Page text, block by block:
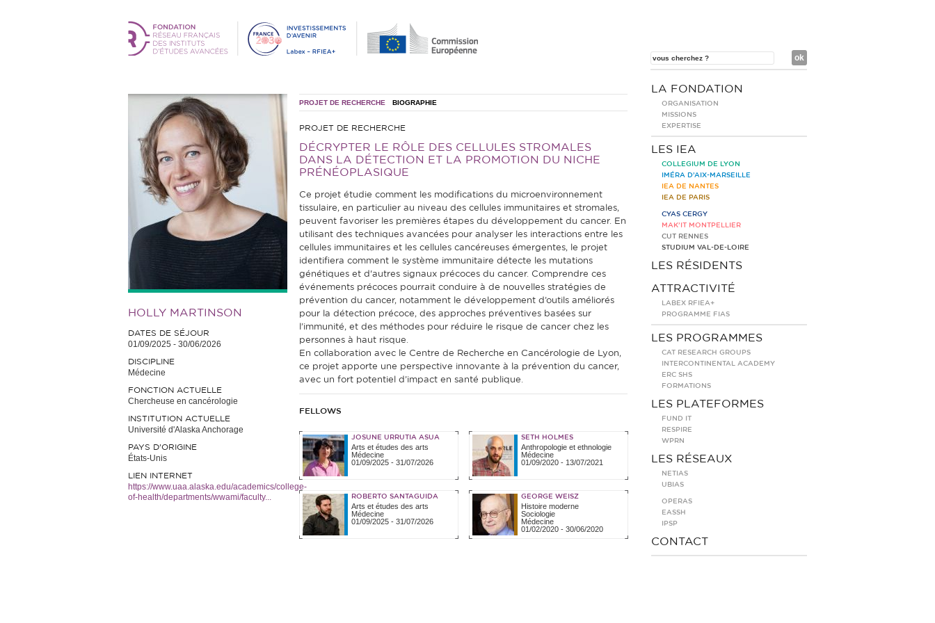
HOLLY MARTINSON
DATES DE SÉJOUR
01/09/2025 - 30/06/2026
DISCIPLINE
Médecine
FONCTION ACTUELLE
Chercheuse en cancérologie
INSTITUTION ACTUELLE
Université d'Alaska Anchorage
PAYS D'ORIGINE
États-Unis
LIEN INTERNET
https://www.uaa.alaska.edu/academics/college-
of-health/departments/wwami/faculty...
PROJET DE RECHERCHE BIOGRAPHIE
PROJET DE RECHERCHE
DÉCRYPTER LE RÔLE DES CELLULES STROMALES
DANS LA DÉTECTION ET LA PROMOTION DU NICHE
PRÉNÉOPLASIQUE
Ce projet étudie comment les modifications du microenvironnement
tissulaire, en particulier au niveau des cellules immunitaires et stromales,
peuvent favoriser les premières étapes du développement du cancer. En
utilisant des techniques avancées pour analyser les interactions entre les
cellules immunitaires et les cellules cancéreuses émergentes, le projet
identifiera comment le système immunitaire détecte les mutations
génétiques et d'autres signaux précoces du cancer. Comprendre ces
événements précoces pourrait conduire à de nouvelles stratégies de
prévention du cancer, notamment le développement d’outils améliorés
pour la détection précoce, des approches préventives basées sur
l’immunité, et des méthodes pour réduire le risque de cancer chez les
personnes à haut risque.
En collaboration avec le Centre de Recherche en Cancérologie de Lyon,
ce projet apporte une perspective innovante à la prévention du cancer,
avec un fort potentiel d’impact en santé publique.
FELLOWS
JOSUNE URRUTIA ASUA
Arts et études des arts
Médecine
01/09/2025- 31/07/2026
SETH HOLMES
Anthropologie et ethnologie
Médecine
01/09/2020- 13/07/2021
ROBERTO SANTAGUIDA
Arts et études des arts
Médecine
01/09/2025- 31/07/2026
GEORGE WEISZ
Histoire moderne
Sociologie
Médecine
01/02/2020- 30/06/2020
LA FONDATION
ORGANISATION
MISSIONS
EXPERTISE
LES IEA
COLLEGIUM DE LYON
IMÉRA D’AIX-MARSEILLE
IEA DE NANTES
IEA DE PARIS
CYAS CERGY
MAK’IT MONTPELLIER
CUT RENNES
STUDIUM VAL-DE-LOIRE
LES RÉSIDENTS
ATTRACTIVITÉ
LABEX RFIEA+
PROGRAMME FIAS
LES PROGRAMMES
CAT RESEARCH GROUPS
INTERCONTINENTAL ACADEMY
ERC SHS
FORMATIONS
LES PLATEFORMES
FUND IT
RESPIRE
WPRN
LES RÉSEAUX
NETIAS
UBIAS
OPERAS
EASSH
IPSP
CONTACT